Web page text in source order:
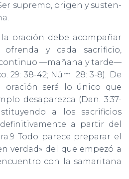
supremo, origen y susten-
oración debe acompañar
ofrenda y cada sacrificio,
—mañana y tarde—
29: 38-42; Núm. 28: 3-8). De
será lo único que
desaparezca (Dan. 3:37-
a los sacrificios
a partir del
Todo parece preparar el
verdad» del que empezó a
con la samaritana